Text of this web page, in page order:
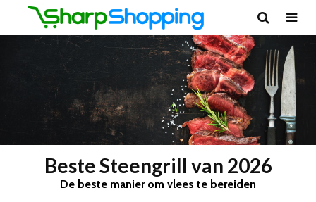
Beste Steengrill van 2026
De beste manier om vlees te bereiden